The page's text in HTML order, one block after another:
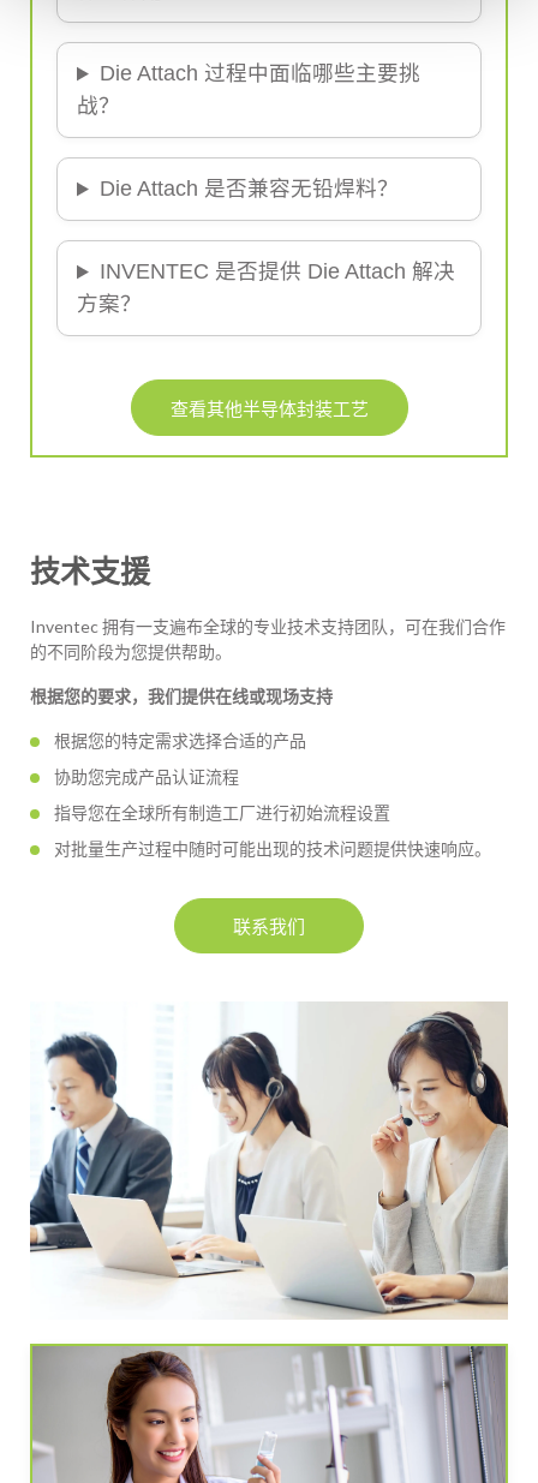
Die Attach 过程中面临哪些主要挑
战？
Die Attach 是否兼容无铅焊料？
INVENTEC 是否提供 Die Attach 解决
方案？
查看其他半导体封装工艺
技术支援
Inventec 拥有一支遍布全球的专业技术支持团队，可在我们合作
的不同阶段为您提供帮助。
根据您的要求，我们提供在线或现场支持
根据您的特定需求选择合适的产品
协助您完成产品认证流程
指导您在全球所有制造工厂进行初始流程设置
对批量生产过程中随时可能出现的技术问题提供快速响应。
联系我们